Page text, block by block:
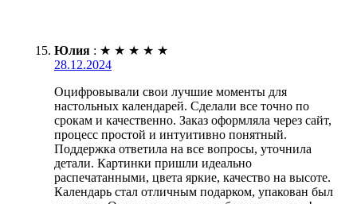
Юлия : ★ ★ ★ ★ ★
28.12.2024
Оцифровывали свои лучшие моменты для
настольных календарей. Сделали все точно по
срокам и качественно. Заказ оформляла через сайт,
процесс простой и интуитивно понятный.
Поддержка ответила на все вопросы, уточнила
детали. Картинки пришли идеально
распечатанными, цвета яркие, качество на высоте.
Календарь стал отличным подарком, упакован был